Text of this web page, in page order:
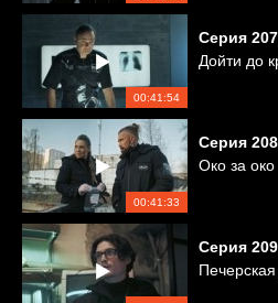
00:41:54
Серия 207
Дойти до
00:41:33
Серия 208
Око за око
Серия 209